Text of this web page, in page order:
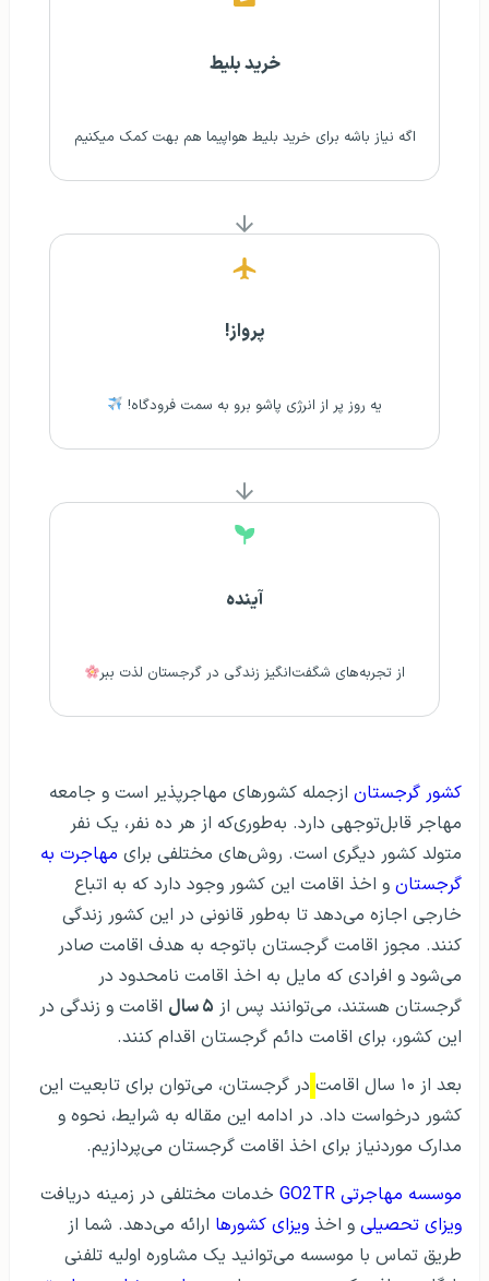
خرید بلیط
اگه نیاز باشه برای خرید بلیط هواپیما هم بهت کمک میکنیم
پرواز!
یه روز پر از انرژی پاشو برو به سمت فرودگاه!
آینده
از تجربه‌های شگفت‌انگیز زندگی در گرجستان لذت ببر
کشور گرجستان ازجمله کشورهای مهاجرپذیر است و جامعه
مهاجر قابل‌توجهی دارد. به‌طوری‌که از هر ده نفر، یک نفر
متولد کشور دیگری است. روش‌های مختلفی برای مهاجرت به
گرجستان و اخذ اقامت این کشور وجود دارد که به اتباع
خارجی اجازه می‌دهد تا به‌طور قانونی در این کشور زندگی
کنند. مجوز اقامت گرجستان باتوجه به هدف اقامت صادر
می‌شود و افرادی که مایل به اخذ اقامت نامحدود در
گرجستان هستند، می‌توانند پس از ۵ سال
اقامت و زندگی در
این کشور، برای اقامت دائم گرجستان اقدام کنند.
بعد از ۱۰ سال اقامت
در گرجستان، می‌توان برای تابعیت این
کشور درخواست داد. در ادامه این مقاله به شرایط، نحوه و
مدارک موردنیاز برای اخذ اقامت گرجستان می‌پردازیم.
موسسه مهاجرتی GO2TR
خدمات مختلفی در زمینه دریافت
ویزای تحصیلی و اخذ ویزای کشورها ارائه می‌دهد. شما از
طریق تماس با موسسه می‌توانید یک مشاوره اولیه تلفنی